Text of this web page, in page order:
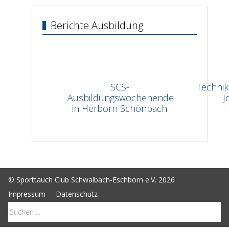
Berichte Ausbildung
SCS-
Ausbildungswochenende
in Herborn Schönbach
© Sporttauch Club Schwalbach-Eschborn e.V. 2026
Impressum
Datenschutz